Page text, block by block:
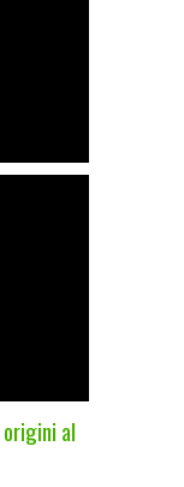
al